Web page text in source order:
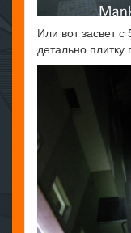
Или вот засвет
детально